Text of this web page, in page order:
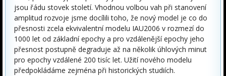
jsou řádu stovek století. Vhodnou volbou vah při stanovení
amplitud rozvoje jsme docílili toho, že nový model je co do
přesnosti zcela ekvivalentní modelu IAU2006 v rozmezí do
1000 let od základní epochy a pro vzdálenější epochy jeho
přesnost postupně degraduje až na několik úhlových minut
pro epochy vzdálené 200 tisíc let. Užití nového modelu
předpokládáme zejména při historických studiích.